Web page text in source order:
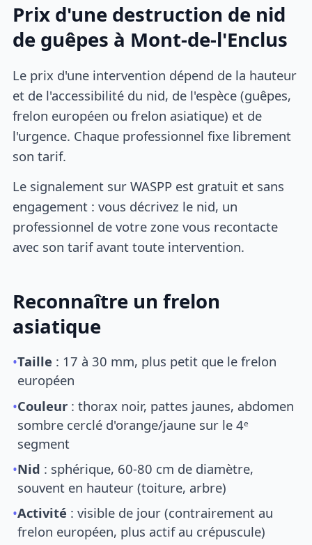
Prix d'une destruction de nid
de guêpes à Mont-de-l'Enclus
Le prix d'une intervention dépend de la hauteur
et de l'accessibilité du nid, de l'espèce (guêpes,
frelon européen ou frelon asiatique) et de
l'urgence. Chaque professionnel fixe librement
son tarif.
Le signalement sur WASPP est gratuit et sans
engagement : vous décrivez le nid, un
professionnel de votre zone vous recontacte
avec son tarif avant toute intervention.
Reconnaître un frelon
asiatique
•Taille : 17 à 30 mm, plus petit que le frelon
européen
•Couleur : thorax noir, pattes jaunes, abdomen
sombre cerclé d'orange/jaune sur le 4ᵉ
segment
•Nid : sphérique, 60-80 cm de diamètre,
souvent en hauteur (toiture, arbre)
•Activité : visible de jour (contrairement au
frelon européen, plus actif au crépuscule)